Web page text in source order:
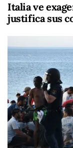
Italia ve
justifica sus